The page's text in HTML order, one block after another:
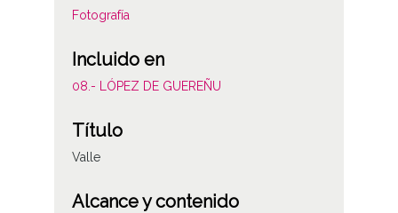
Fotografía
Incluido en
08.- LÓPEZ DE GUEREÑU
Título
Valle
Alcance y contenido